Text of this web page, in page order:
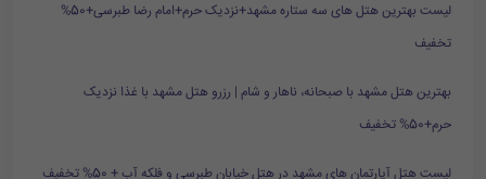
لیست بهترین هتل های سه ستاره مشهد+نزدیک حرم+امام رضا طبرسی+50%
تخفیف
بهترین هتل مشهد با صبحانه، ناهار و شام | رزرو هتل مشهد با غذا نزدیک
حرم+50% تخفیف
لیست هتل آپارتمان های مشهد در هتل خیابان طبرسی و فلکه آب + 50% تخفیف